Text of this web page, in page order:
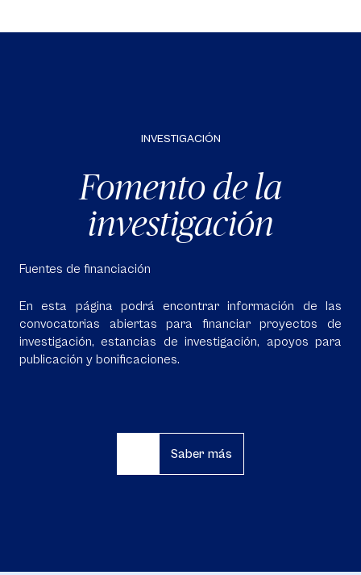
INVESTIGACIÓN
Fomento de la
investigación
Fuentes de financiación
En esta página podrá encontrar información de las
convocatorias abiertas para financiar proyectos de
investigación, estancias de investigación, apoyos para
publicación y bonificaciones.
Saber más